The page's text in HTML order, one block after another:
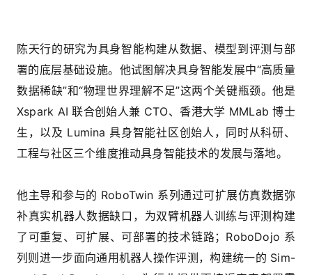
陈天行的研究为具身智能构建从数据、模型到评测与部
署的底层基础设施。他试图解决具身智能发展中“高质量
数据稀缺”和“物理世界理解不足”这两个关键瓶颈。他是
Xspark AI 联合创始人兼 CTO、香港大学 MMLab 博士
生，以及 Lumina 具身智能社区创始人，同时从科研、
工程与社区三个维度推动具身智能技术的发展与落地。
他主导和参与的 RoboTwin 系列通过可扩展仿真数据弥
补真实机器人数据缺口，为双臂机器人训练与评测构建
了可重复、可扩展、可部署的技术链路；RoboDojo 系
列则进一步面向通用机器人操作评测，构建统一的 Sim-